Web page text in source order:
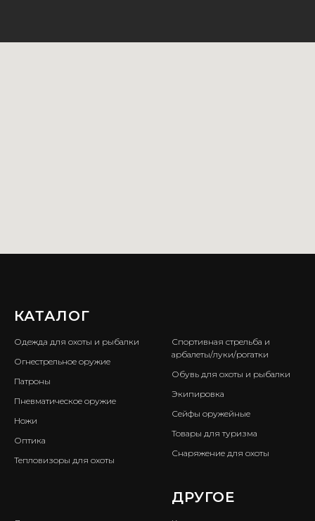
КАТАЛОГ
Одежда для охоты и рыбалки
Огнестрельное оружие
Патроны
Пневматическое оружие
Ножи
Оптика
Тепловизоры для охоты
Спортивная стрельба и
арбалеты/луки/рогатки
Обувь для охоты и рыбалки
Экипировка
Сейфы оружейные
Товары для туризма
Снаряжение для охоты
ДРУГОЕ